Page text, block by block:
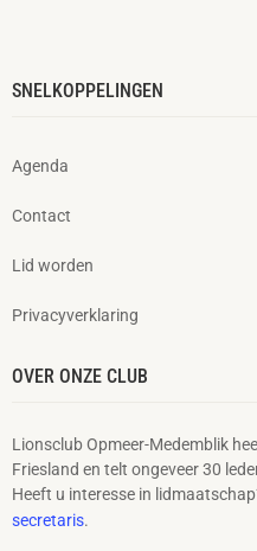
SNELKOPPELINGEN
Agenda
Contact
Lid worden
Privacyverklaring
OVER ONZE CLUB
Lionsclub Opmeer-Medemblik
Friesland en telt ongeveer 30
Heeft u interesse in
secretaris.